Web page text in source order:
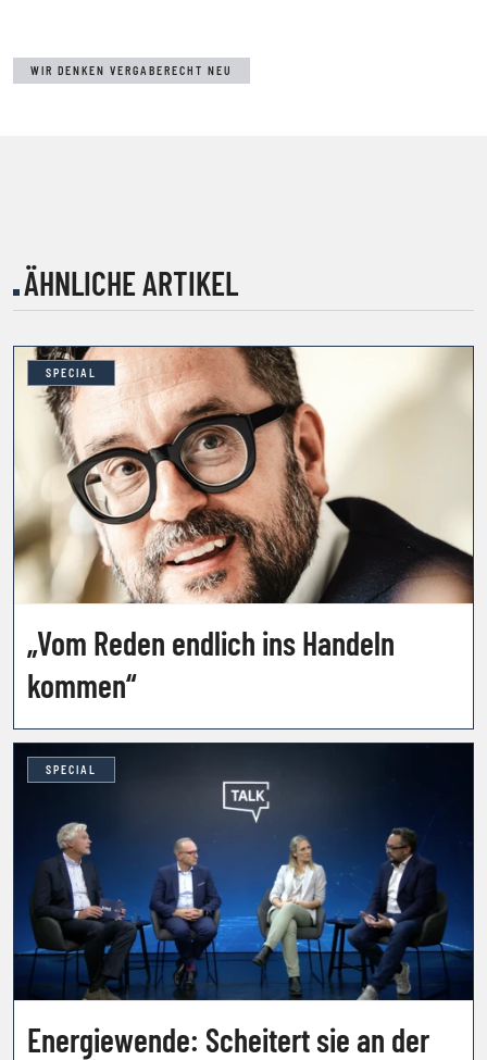
WIR DENKEN VERGABERECHT NEU
ÄHNLICHE ARTIKEL
SPECIAL
„Vom Reden endlich ins Handeln
kommen“
SPECIAL
Energiewende: Scheitert sie an der